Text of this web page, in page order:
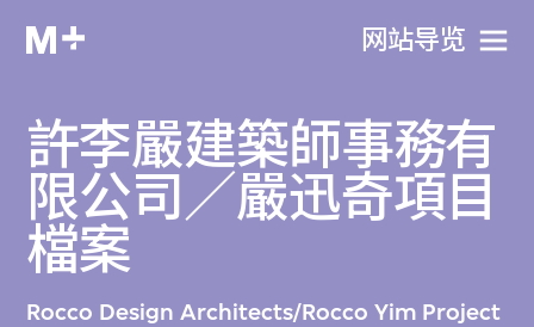
网站导览
許李嚴建築師事務有
限公司／嚴迅奇項目
檔案
Rocco Design Architects/Rocco Yim Project